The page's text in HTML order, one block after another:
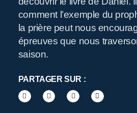
comment l’exemple du
la prière peut nous
épreuves que nous
saison.
PARTAGER SUR :